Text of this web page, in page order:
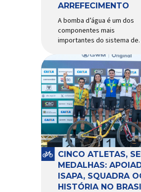
ARREFECIMENTO
A bomba d’água é um dos
componentes mais
importantes do sistema de
garantir a circulação
do líquido de arrefecimento
entre motor, radiador e
componentes do sistema,
controlando a temperatura
operação e evitando
superaquecimentos. Por
trabalhar constantemente
enquanto o motor está em
funcionamento, a bomba
d’água exige não apenas
CINCO ATLETAS,
MEDALHAS:
ISAPA, SQUADRA
HISTÓRIA NO